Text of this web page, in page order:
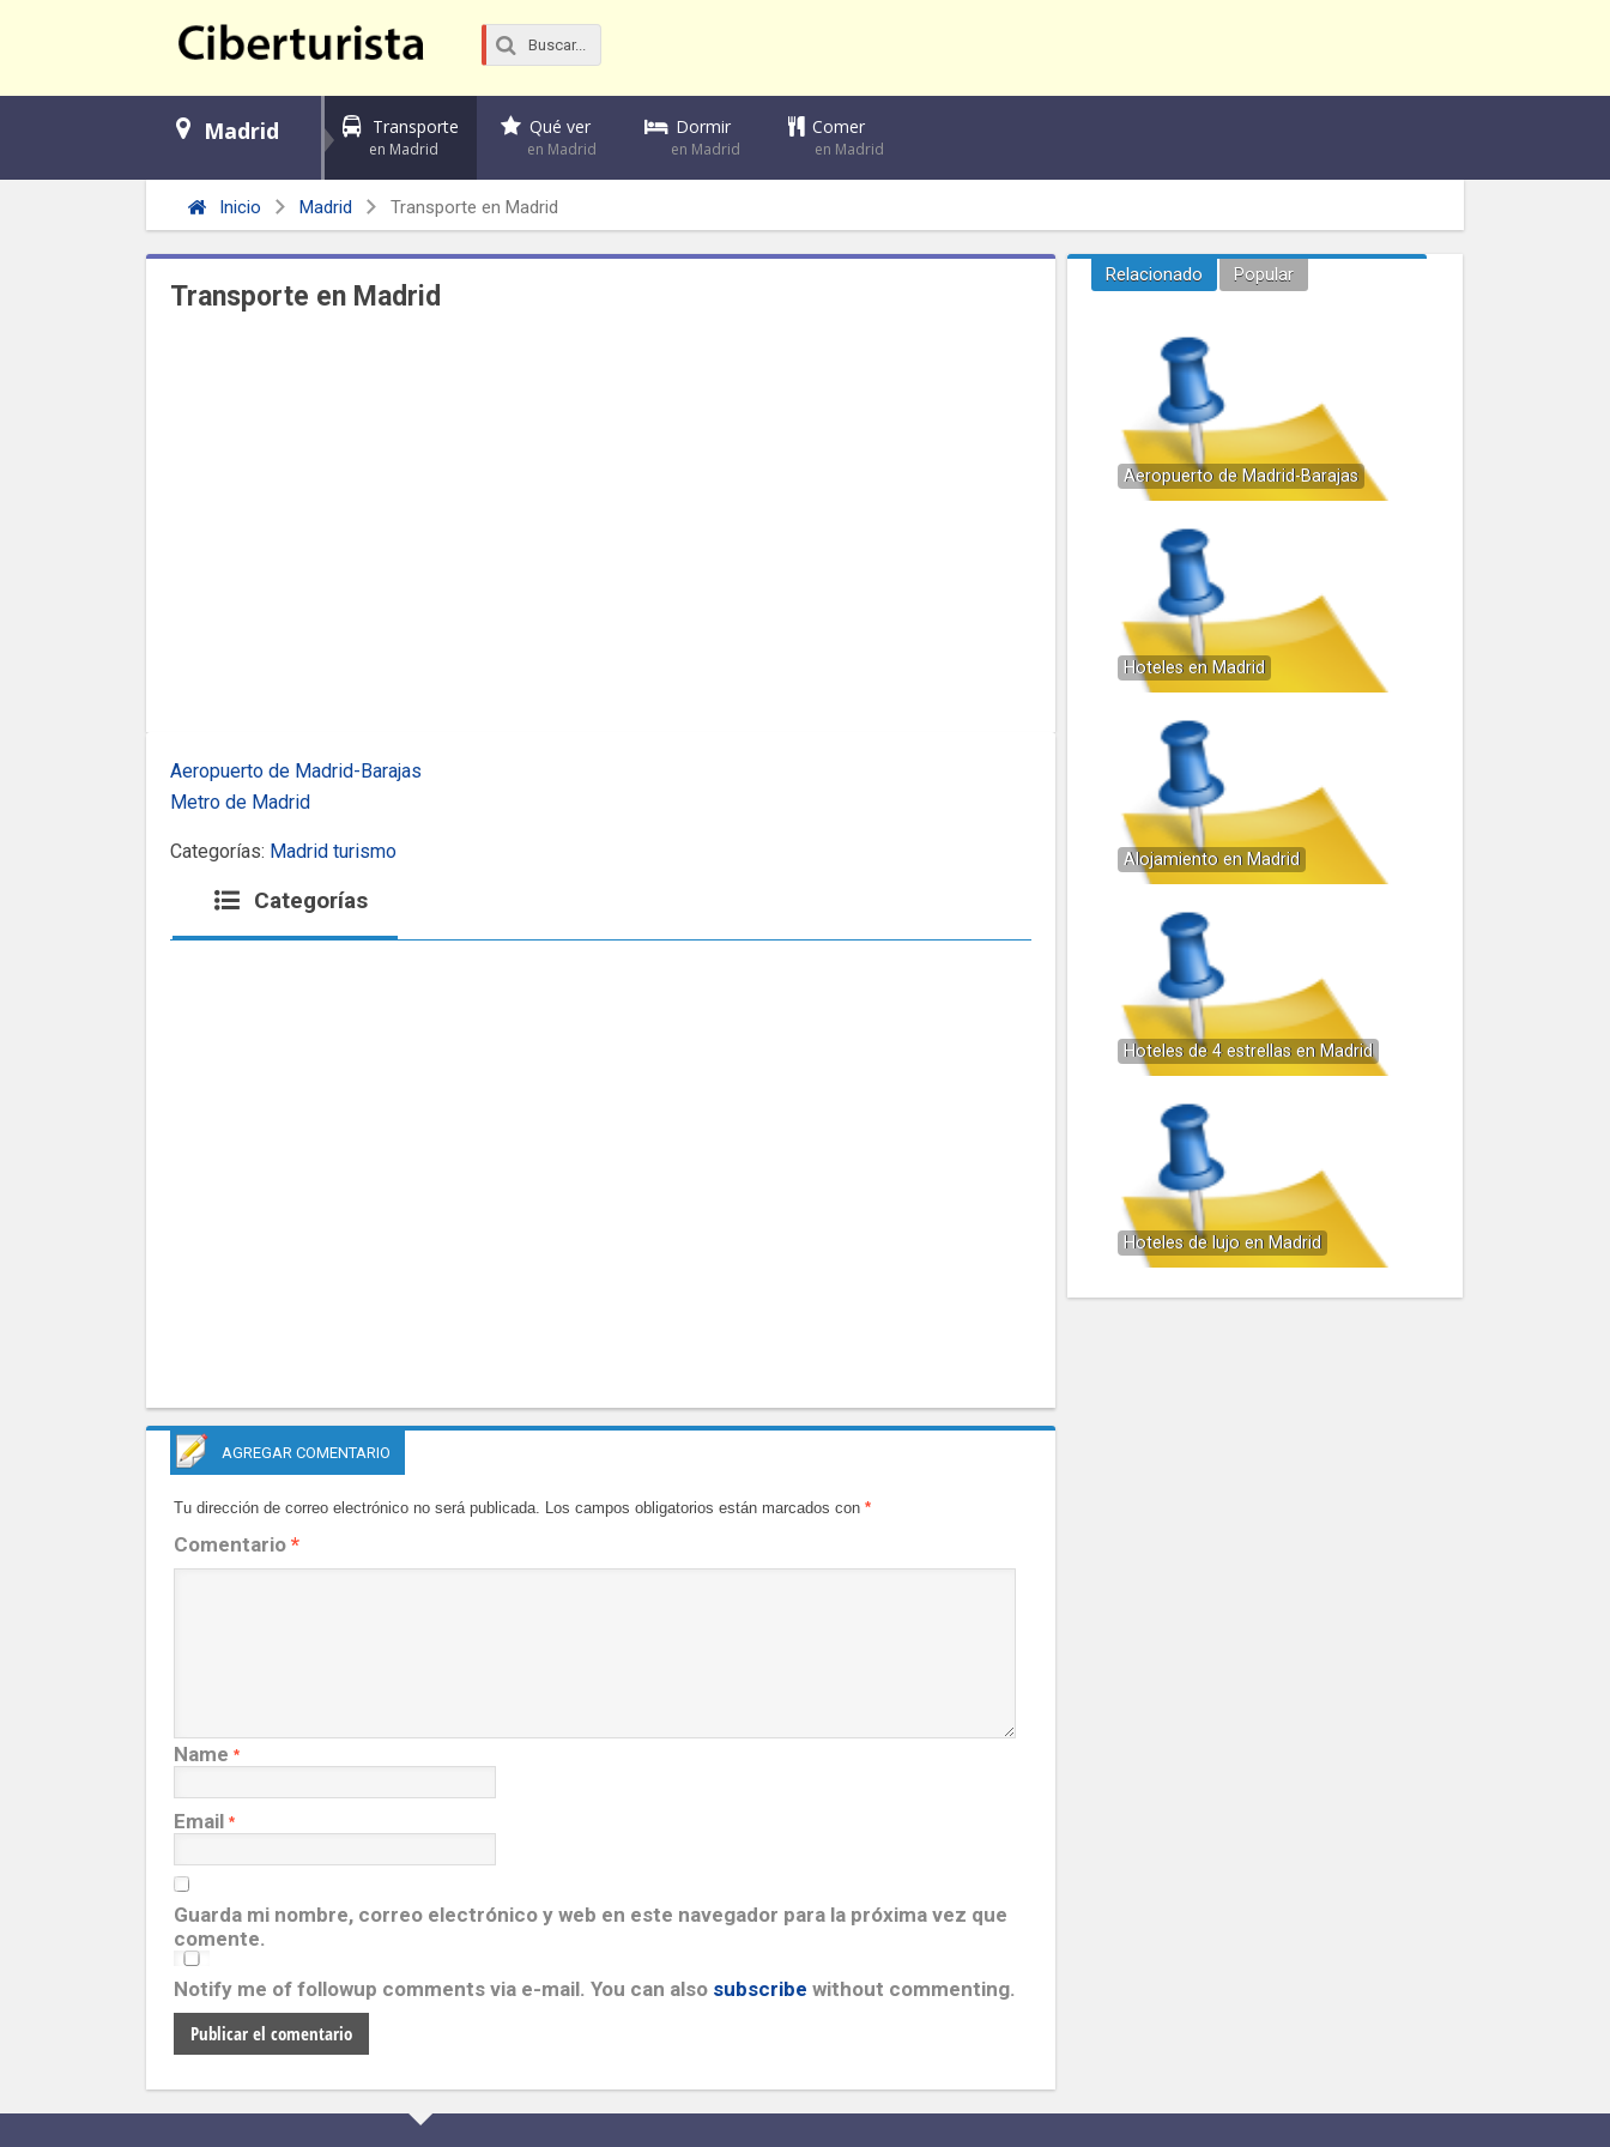
Madrid Transporte
en Madrid
Qué ver
en Madrid
Dormir
en Madrid
Comer
en Madrid
Inicio Madrid Transporte en Madrid
Transporte en Madrid
Aeropuerto de Madrid-Barajas
Metro de Madrid
Categorías: Madrid turismo
Categorías
AGREGAR COMENTARIO
Tu dirección de correo electrónico no será publicada. Los campos obligatorios están marcados con *
Comentario *
Name *
Email *
Guarda mi nombre, correo electrónico y web en este navegador para la próxima vez que
comente.
Notify me of followup comments via e-mail. You can also subscribe without commenting.
Relacionado Popular
Aeropuerto de Madrid-Barajas
Hoteles en Madrid
Alojamiento en Madrid
Hoteles de 4 estrellas en Madrid
Hoteles de lujo en Madrid